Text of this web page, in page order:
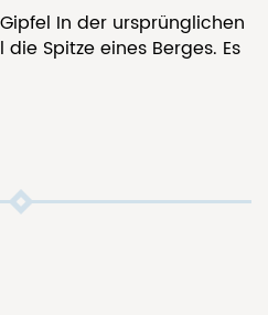
In der ursprünglichen
Spitze eines Berges. Es